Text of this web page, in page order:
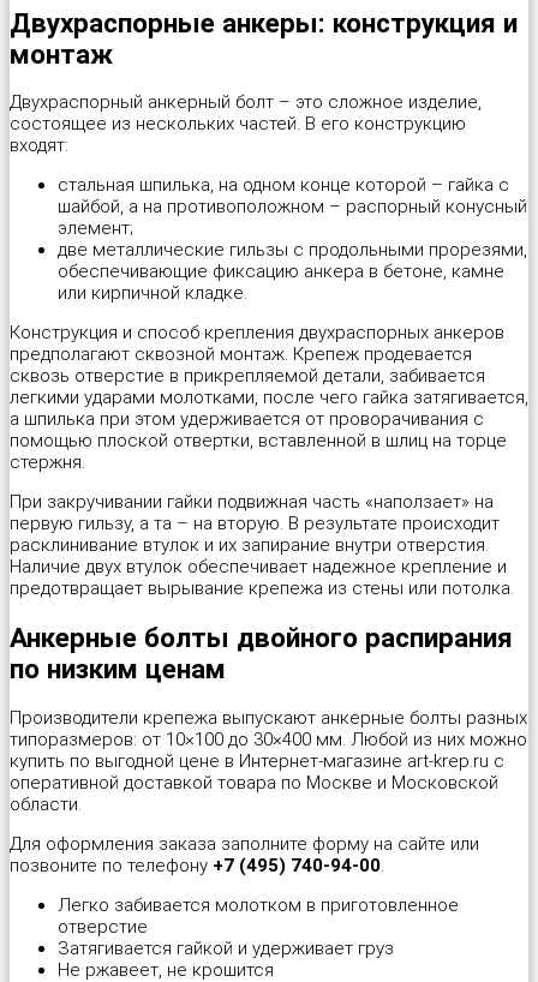
Саморез универсальный с полусферической головкой для
Cаморез универсальный с потайной головкой PZ, желтый и
Саморезы для крепления кровельных материалов, окрашенные
Шайба для кровельных саморезов
Шайба для поликарбоната
Шуруп шестигранный глухарь DIN 571
Шуруп по бетону
Шуруп-кольцо
Шуруп-костыль
Шуруп-полукольцо
Шайба пружинная (гровер) DIN 127B
Шпилька резьбовая DIN 975, длина 1м
Шпилька резьбовая DIN 975, длина 2м
Шпилька сантехническая
Дюбель трехлепестковый
Дюбель универсальный KPU “Wkret-met”
Дюбель фасадный «Wkret-met»
Дюбель-гвоздь для быстрого монтажа
Дюбель-гвоздь для быстрого монтажа с бортом
Дюбель-гвоздь металлический для монтажного пистолета
Дюбель-пистон под хомут (нейлон)
Дюбель-хомут для крепления кабеля (белый, черный)
Металлический дюбель для газобетона
Металлический дюбель-гвоздь
Патроны монтажные
Распорный дюбель с потолочным крюком SX “Wkret-met”
Распорный дюбель тип К (Ёж)
Площадка под хомут-стяжку
Проволока общего назначения
Скоба для крепления кабеля (провода) прямоугольная, круглая
Скобы строительные
Фиксатор для арматуры
Хомут для крепления сантехнических труб с резиновой
Хомут для проводов
Хомут червячный DIN 3017
Шканты
Трос в оплетке ПВХ
Трос стальной DIN 3055
Цепь витая DIN 5686
Цепь сварная длиннозвенная DIN 763
Цепь сварная короткозвенная DIN 766
Оконная пластина REHAU
Оконная пластина КВЕ-70
Опора балки
Опора бруса закрытая
Опора бруса открытая
Перфорированная лента для монтажа вентиляции волнистая
Перфорированная лента для монтажа вентиляции прямая
Перфорированная лента для монтажа теплого пола
Перфорированная монтажная лента
Перфорированная тарная лента
Пластина соединительная
Скользящая опора для стропил
Уголок мебельный
Пилки для работы по дереву "Runex"
Пилки для работы по металлу "Runex"
Пистолет для монтажной пены
Плиткорез-щипцы JOKOSIT
Плоскогубцы комбинированные "Targ American type"
Плоскогубцы комбинированные "Targ German type"
Полотно для ножовок по металлу
Рулетка "Metric"
Скобы для степлера мебельные "Stelgrit"
Стеклорез с деревянной ручкой "Spardia"
Стеклорез с деревянной ручкой "Universal"
Тонкогубцы "Targ German type"
Шпатель резиновый белый
Двухраспорные анкеры: конструкция и
монтаж
Двухраспорный анкерный болт – это сложное изделие,
состоящее из нескольких частей. В его конструкцию
входят:
стальная шпилька, на одном конце которой – гайка с
шайбой, а на противоположном – распорный конусный
элемент;
две металлические гильзы с продольными прорезями,
обеспечивающие фиксацию анкера в бетоне, камне
или кирпичной кладке.
Конструкция и способ крепления двухраспорных анкеров
предполагают сквозной монтаж. Крепеж продевается
сквозь отверстие в прикрепляемой детали, забивается
легкими ударами молотками, после чего гайка затягивается,
а шпилька при этом удерживается от проворачивания с
помощью плоской отвертки, вставленной в шлиц на торце
стержня.
При закручивании гайки подвижная часть «наползает» на
первую гильзу, а та – на вторую. В результате происходит
расклинивание втулок и их запирание внутри отверстия.
Наличие двух втулок обеспечивает надежное крепление и
предотвращает вырывание крепежа из стены или потолка.
Анкерные болты двойного распирания
по низким ценам
Производители крепежа выпускают анкерные болты разных
типоразмеров: от 10×100 до 30×400 мм. Любой из них можно
купить по выгодной цене в Интернет-магазине art-krep.ru с
оперативной доставкой товара по Москве и Московской
области.
Для оформления заказа заполните форму на сайте или
позвоните по телефону +7 (495) 740-94-00.
Легко забивается молотком в приготовленное
отверстие
Затягивается гайкой и удерживает груз
Не ржавеет, не крошится